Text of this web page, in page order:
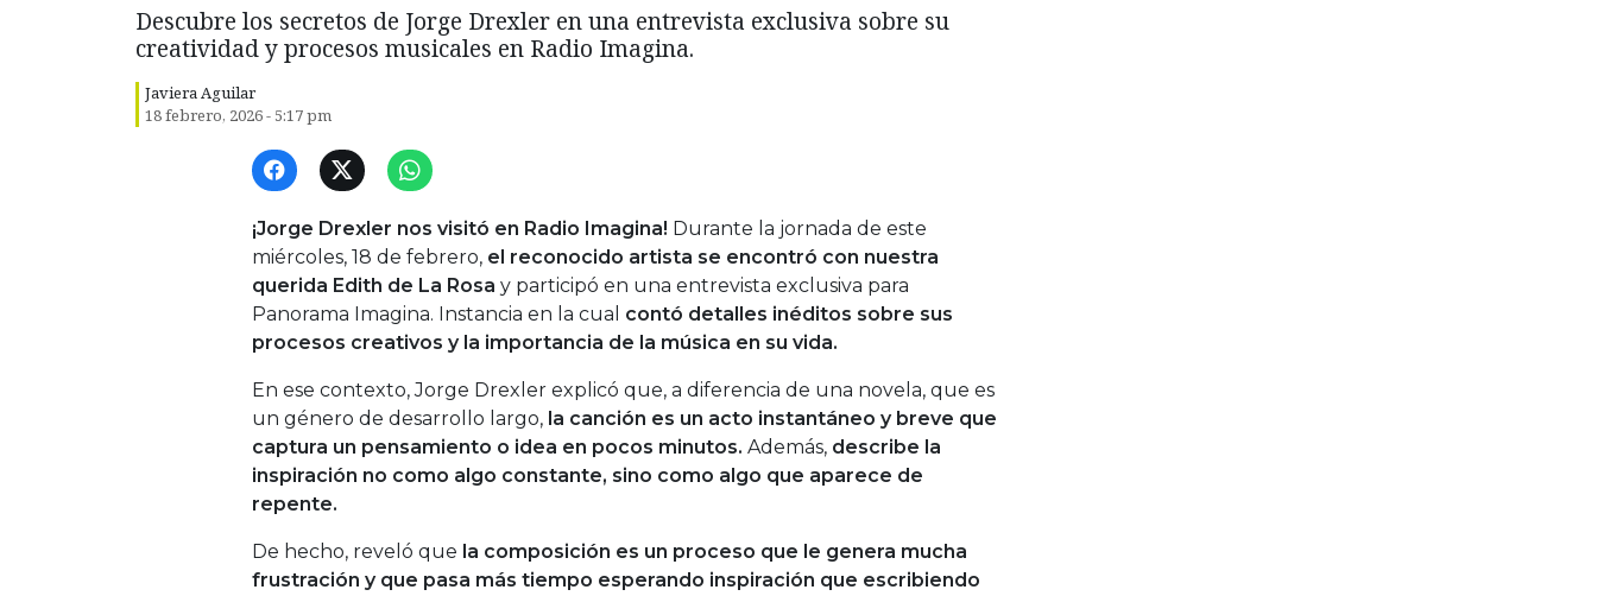
Descubre los secretos de Jorge Drexler en una entrevista exclusiva sobre su
creatividad y procesos musicales en Radio Imagina.
Javiera Aguilar
18 febrero, 2026 - 5:17 pm
¡Jorge Drexler nos visitó en Radio Imagina! Durante la jornada de este
miércoles, 18 de febrero, el reconocido artista se encontró con nuestra
querida Edith de La Rosa y participó en una entrevista exclusiva para
Panorama Imagina. Instancia en la cual contó detalles inéditos sobre sus
procesos creativos y la importancia de la música en su vida.
En ese contexto, Jorge Drexler explicó que, a diferencia de una novela, que es
un género de desarrollo largo, la canción es un acto instantáneo y breve que
captura un pensamiento o idea en pocos minutos. Además, describe la
inspiración no como algo constante, sino como algo que aparece de
repente.
De hecho, reveló que la composición es un proceso que le genera mucha
frustración y que pasa más tiempo esperando inspiración que escribiendo